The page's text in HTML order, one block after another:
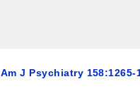
Am J Psychiatry 158:1265-